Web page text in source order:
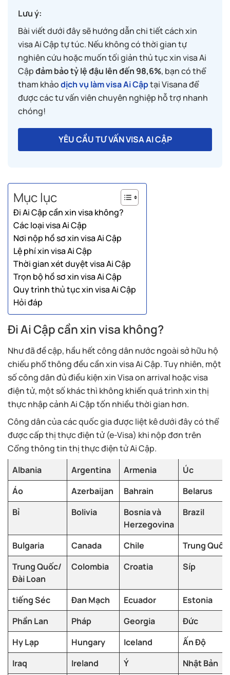
Lưu ý:
Bài viết dưới đây sẽ hướng dẫn chi tiết cách xin
visa Ai Cập tự túc. Nếu không có thời gian tự
nghiên cứu hoặc muốn tối giản thủ tục xin visa Ai
Cậpđảm bảo tỷ lệ đậu lên đến 98,6%, bạn có thể
tham khảodịch vụ làm visa Ai Cậptại Visana để
được các tư vấn viên chuyên nghiệp hỗ trợ nhanh
chóng!
YÊU CẦU TƯ VẤN VISA AI CẬP
Mục lục
Đi Ai Cập cần xin visa không?
Các loại visa Ai Cập
Nơi nộp hồ sơ xin visa Ai Cập
Lệ phí xin visa Ai Cập
Thời gian xét duyệt visa Ai Cập
Trọn bộ hồ sơ xin visa Ai Cập
Quy trình thủ tục xin visa Ai Cập
Hỏi đáp
Đi Ai Cập cần xin visa không?
Như đã đề cập, hầu hết công dân nước ngoài sở hữu hộ
chiếu phổ thông đều cần xin visa Ai Cập. Tuy nhiên, một
số công dân đủ điều kiện xin Visa on arrival hoặc visa
điện tử, một số khác thì không khiến quá trình xin thị
thực nhập cảnh Ai Cập tốn nhiều thời gian hơn.
Công dân của các quốc gia được liệt kê dưới đây có thể
được cấp thị thực điện tử (e-Visa) khi nộp đơn trên
Cổng thông tin thị thực điện tử Ai Cập.
Albania
Argentina Armenia
Úc
Áo
Azerbaijan Bahrain
Belarus
Bỉ
Bolivia
Bosnia và
Herzegovina
Brazil
Bulgaria Canada Chile
Trung Quốc
Trung Quốc/
Đài Loan
Colombia Croatia Síp
tiếng Séc Đan Mạch Ecuador
Estonia
Phần Lan
Pháp Georgia
Đức
Hy Lạp
Hungary Iceland
Ấn Độ
Iraq
Ireland Ý
Nhật Bản